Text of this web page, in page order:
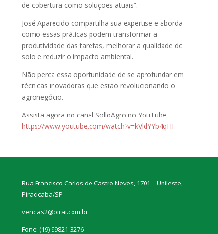
de cobertura como soluções atuais”.
José Aparecido compartilha sua expertise e aborda
como essas práticas podem transformar a
produtividade das tarefas, melhorar a qualidade do
solo e reduzir o impacto ambiental.
Não perca essa oportunidade de se aprofundar em
técnicas inovadoras que estão revolucionando o
agronegócio.
Assista agora no canal SolloAgro no YouTube
https://www.youtube.com/watch?v=kVldYYb4qHI
Rua Francisco Carlos de Castro Neves, 1701 – Unileste,
Piracicaba/SP
vendas2@pirai.com.br
Fone: (19) 99821-3276